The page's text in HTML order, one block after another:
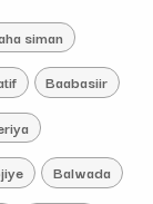
siman
Baabasiir
Balwada